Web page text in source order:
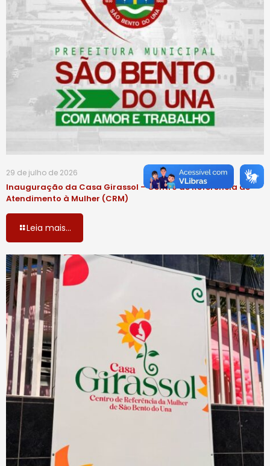
29 de julho de 2026
Inauguração da Casa Girassol – Centro de Referência de
Atendimento à Mulher (CRM)
Leia mais...